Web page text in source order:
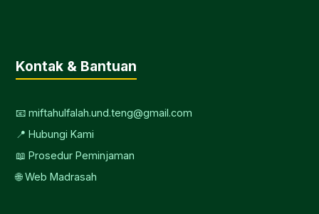
Kontak & Bantuan
📧 miftahulfalah.und.teng@gmail.com
📍 Hubungi Kami
📖 Prosedur Peminjaman
🌐 Web Madrasah